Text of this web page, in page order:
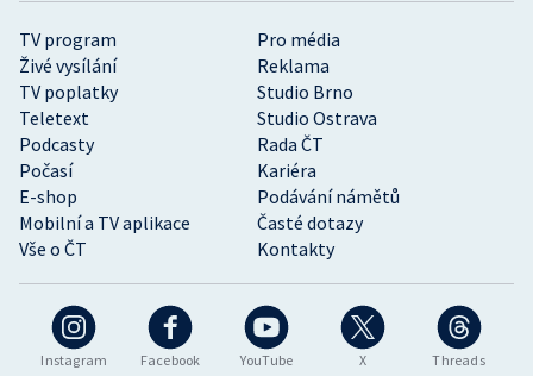
Instagram Facebook YouTube X Threads
TV program
Pro média
Živé vysílání
Reklama
TV poplatky
Studio Brno
Teletext
Studio Ostrava
Podcasty
Rada ČT
Počasí
Kariéra
E-shop
Podávání námětů
Mobilní a TV aplikace
Časté dotazy
Vše o ČT
Kontakty